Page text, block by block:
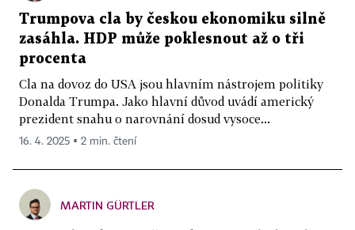
Trumpova cla by českou ekonomiku silně
zasáhla. HDP může poklesnout až o tři
procenta
Cla na dovoz do USA jsou hlavním nástrojem politiky
Donalda Trumpa. Jako hlavní důvod uvádí americký
prezident snahu o narovnání dosud vysoce...
16. 4. 2025 ▪ 2 min. čtení
MARTIN GÜRTLER